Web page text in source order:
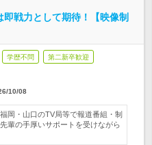
戦力として期待！【映像制
学歴不問 第二新卒歓迎
10/08
岡・山口のTV局等で報道番組・制
輩の手厚いサポートを受けながら